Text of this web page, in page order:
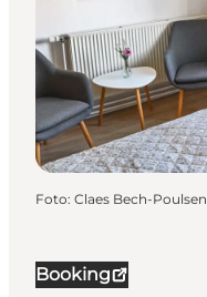
Booking
Foto: Claes Bech-Poulsen